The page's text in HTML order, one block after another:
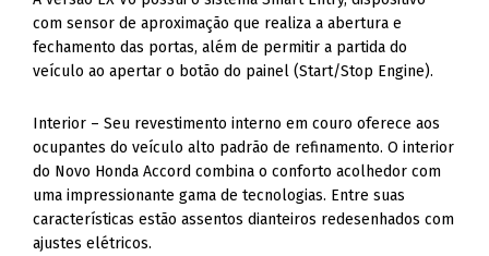
com sensor de aproximação que realiza a abertura e
fechamento das portas, além de permitir a partida do
veículo ao apertar o botão do painel (Start/Stop Engine).
Interior – Seu revestimento interno em couro oferece aos
ocupantes do veículo alto padrão de refinamento. O interior
do Novo Honda Accord combina o conforto acolhedor com
uma impressionante gama de tecnologias. Entre suas
características estão assentos dianteiros redesenhados com
ajustes elétricos.